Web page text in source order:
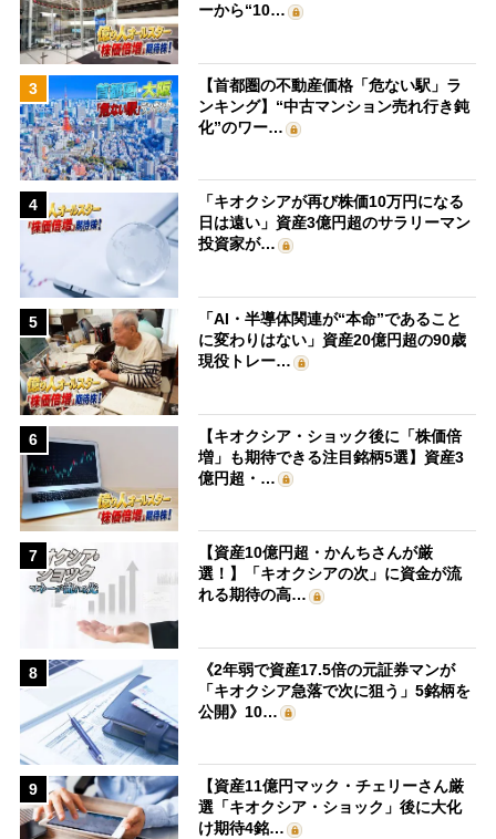
ーから“10…
3
【首都圏の不動産価格「危ない駅」ラ
ンキング】“中古マンション売れ行き鈍
化”のワー…
4
「キオクシアが再び株価10万円になる
日は遠い」資産3億円超のサラリーマン
投資家が…
5
「AI・半導体関連が“本命”であること
に変わりはない」資産20億円超の90歳
現役トレー…
6
【キオクシア・ショック後に「株価倍
増」も期待できる注目銘柄5選】資産3
億円超・…
7
【資産10億円超・かんちさんが厳
選！】「キオクシアの次」に資金が流
れる期待の高…
8
《2年弱で資産17.5倍の元証券マンが
「キオクシア急落で次に狙う」5銘柄を
公開》10…
9
【資産11億円マック・チェリーさん厳
選「キオクシア・ショック」後に大化
け期待4銘…